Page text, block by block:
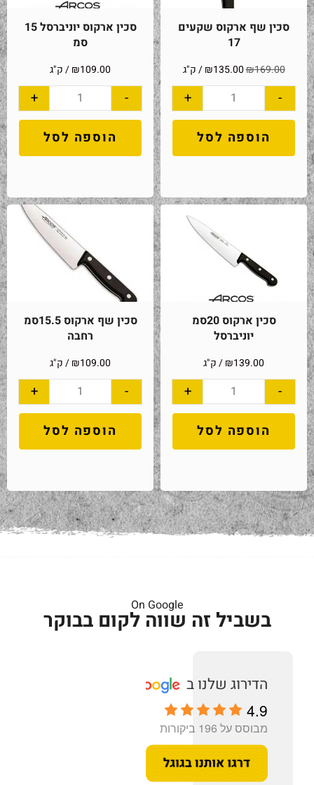
סכין שף ארקוס שקעים
17
₪169.00
₪135.00 / ק"ג
-
+
הוספה לסל
סכין ארקוס יוניברסל 15
סמ
₪109.00 / ק"ג
-
+
הוספה לסל
סכין ארקוס 20סמ
יוניברסל
₪139.00 / ק"ג
-
+
הוספה לסל
סכין שף ארקוס 15.5סמ
רחבה
₪109.00 / ק"ג
-
+
הוספה לסל
On Google
בשביל זה שווה לקום בבוקר
4.9
מבוסס על 196 ביקורות